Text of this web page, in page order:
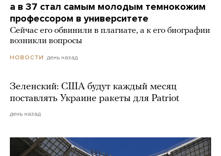
а в 37 стал самым молодым темнокожим
профессором в университете
Сейчас его обвинили в плагиате, а к его биографии
возникли вопросы
НОВОСТИ день назад
Зеленский: США будут каждый месяц
поставлять Украине ракеты для Patriot
день назад